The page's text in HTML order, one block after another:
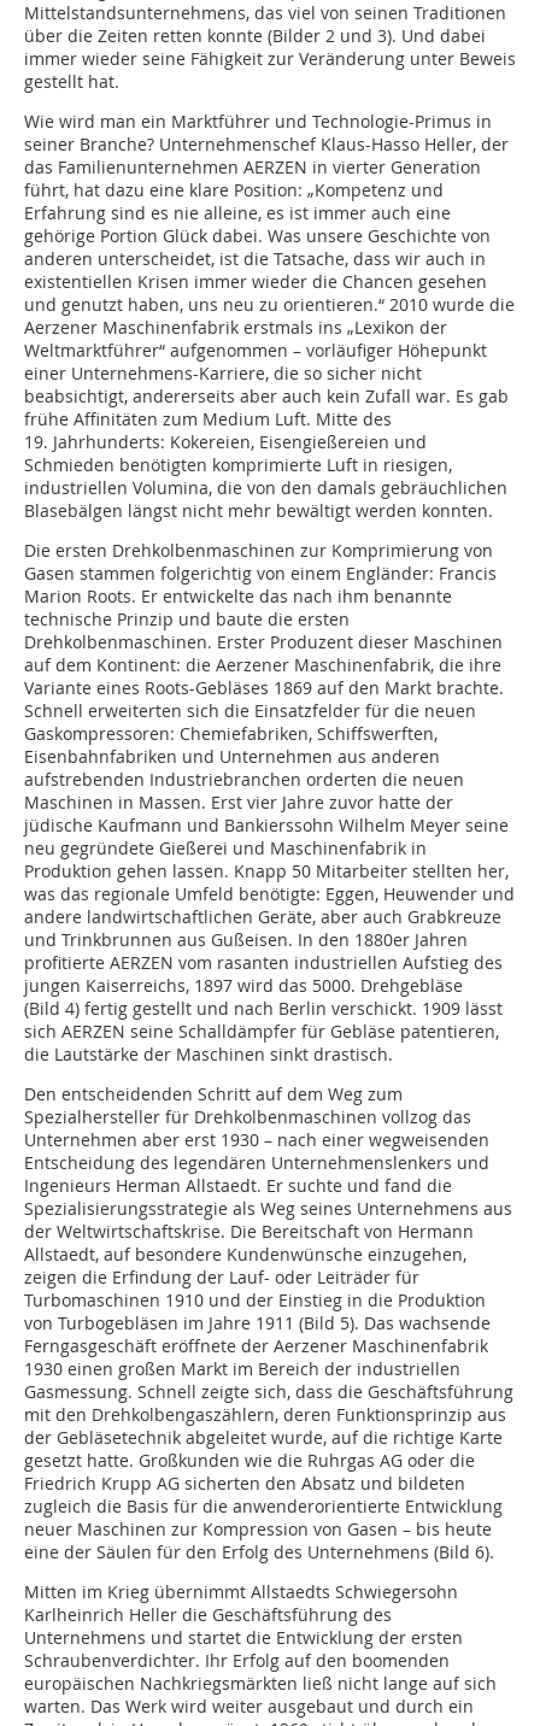
Mittelstandsunternehmens, das viel von seinen Traditionen
über die Zeiten retten konnte (Bilder 2 und 3). Und dabei
immer wieder seine Fähigkeit zur Veränderung unter Beweis
gestellt hat.
Wie wird man ein Marktführer und Technologie-Primus in
seiner Branche? Unternehmenschef Klaus-Hasso Heller, der
das Familienunternehmen AERZEN in vierter Generation
führt, hat dazu eine klare Position: „Kompetenz und
Erfahrung sind es nie alleine, es ist immer auch eine
gehörige Portion Glück dabei. Was unsere Geschichte von
anderen unterscheidet, ist die Tatsache, dass wir auch in
existentiellen Krisen immer wieder die Chancen gesehen
und genutzt haben, uns neu zu orientieren.“ 2010 wurde die
Aerzener Maschinenfabrik erstmals ins „Lexikon der
Weltmarktführer“ aufgenommen – vorläufiger Höhepunkt
einer Unternehmens-Karriere, die so sicher nicht
beabsichtigt, andererseits aber auch kein Zufall war. Es gab
frühe Affinitäten zum Medium Luft. Mitte des
19. Jahrhunderts: Kokereien, Eisengießereien und
Schmieden benötigten komprimierte Luft in riesigen,
industriellen Volumina, die von den damals gebräuchlichen
Blasebälgen längst nicht mehr bewältigt werden konnten.
Die ersten Drehkolbenmaschinen zur Komprimierung von
Gasen stammen folgerichtig von einem Engländer: Francis
Marion Roots. Er entwickelte das nach ihm benannte
technische Prinzip und baute die ersten
Drehkolbenmaschinen. Erster Produzent dieser Maschinen
auf dem Kontinent: die Aerzener Maschinenfabrik, die ihre
Variante eines Roots-Gebläses 1869 auf den Markt brachte.
Schnell erweiterten sich die Einsatzfelder für die neuen
Gaskompressoren: Chemiefabriken, Schiffswerften,
Eisenbahnfabriken und Unternehmen aus anderen
aufstrebenden Industriebranchen orderten die neuen
Maschinen in Massen. Erst vier Jahre zuvor hatte der
jüdische Kaufmann und Bankierssohn Wilhelm Meyer seine
neu gegründete Gießerei und Maschinenfabrik in
Produktion gehen lassen. Knapp 50 Mitarbeiter stellten her,
was das regionale Umfeld benötigte: Eggen, Heuwender und
andere landwirtschaftlichen Geräte, aber auch Grabkreuze
und Trinkbrunnen aus Gußeisen. In den 1880er Jahren
profitierte AERZEN vom rasanten industriellen Aufstieg des
jungen Kaiserreichs, 1897 wird das 5000. Drehgebläse
(Bild 4) fertig gestellt und nach Berlin verschickt. 1909 lässt
sich AERZEN seine Schalldämpfer für Gebläse patentieren,
die Lautstärke der Maschinen sinkt drastisch.
Den entscheidenden Schritt auf dem Weg zum
Spezialhersteller für Drehkolbenmaschinen vollzog das
Unternehmen aber erst 1930 – nach einer wegweisenden
Entscheidung des legendären Unternehmenslenkers und
Ingenieurs Herman Allstaedt. Er suchte und fand die
Spezialisierungsstrategie als Weg seines Unternehmens aus
der Weltwirtschaftskrise. Die Bereitschaft von Hermann
Allstaedt, auf besondere Kundenwünsche einzugehen,
zeigen die Erﬁndung der Lauf- oder Leiträder für
Turbomaschinen 1910 und der Einstieg in die Produktion
von Turbogebläsen im Jahre 1911 (Bild 5). Das wachsende
Ferngasgeschäft eröffnete der Aerzener Maschinenfabrik
1930 einen großen Markt im Bereich der industriellen
Gasmessung. Schnell zeigte sich, dass die Geschäftsführung
mit den Drehkolbengaszählern, deren Funktionsprinzip aus
der Gebläsetechnik abgeleitet wurde, auf die richtige Karte
gesetzt hatte. Großkunden wie die Ruhrgas AG oder die
Friedrich Krupp AG sicherten den Absatz und bildeten
zugleich die Basis für die anwenderorientierte Entwicklung
neuer Maschinen zur Kompression von Gasen – bis heute
eine der Säulen für den Erfolg des Unternehmens (Bild 6).
Mitten im Krieg übernimmt Allstaedts Schwiegersohn
Karlheinrich Heller die Geschäftsführung des
Unternehmens und startet die Entwicklung der ersten
Schraubenverdichter. Ihr Erfolg auf den boomenden
europäischen Nachkriegsmärkten ließ nicht lange auf sich
warten. Das Werk wird weiter ausgebaut und durch ein